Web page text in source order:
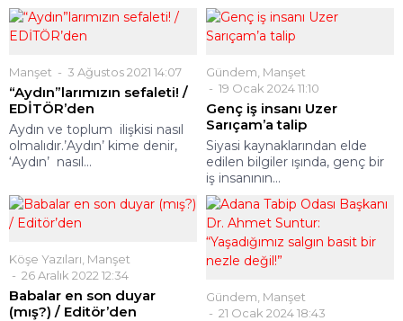
Manşet 3 Ağustos 2021 14:07
“Aydın”larımızın sefaleti! /
EDİTÖR’den
Aydın ve toplum ilişkisi nasıl
olmalıdır.’Aydın’ kime denir,
‘Aydın’ nasıl...
Gündem Manşet
19 Ocak 2024 11:10
Genç iş insanı Uzer
Sarıçam’a talip
Siyasi kaynaklarından elde
edilen bilgiler ışında, genç bir
iş insanının...
Köşe Yazıları Manşet
26 Aralık 2022 12:34
Babalar en son duyar
(mış?) / Editör’den
Gündem Manşet
21 Ocak 2024 18:43